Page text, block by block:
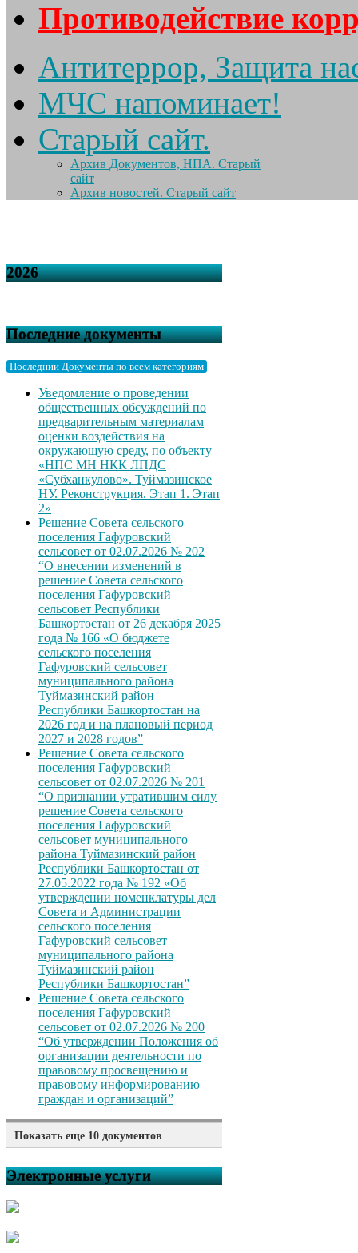
Противодействие
Антитеррор, Защита
МЧС напоминает!
Старый сайт.
Архив Документов, НПА. Старый
сайт
Архив новостей. Старый сайт
2026
Последние документы
Последнии Документы по всем категориям
Уведомление о проведении
общественных обсуждений по
предварительным материалам
оценки воздействия на
окружающую среду, по объекту
«НПС МН НКК ЛПДС
«Субханкулово». Туймазинское
НУ. Реконструкция. Этап 1. Этап
2»
Решение Совета сельского
поселения Гафуровский
сельсовет от 02.07.2026 № 202
“О внесении изменений в
решение Совета сельского
поселения Гафуровский
сельсовет Республики
Башкортостан от 26 декабря 2025
года № 166 «О бюджете
сельского поселения
Гафуровский сельсовет
муниципального района
Туймазинский район
Республики Башкортостан на
2026 год и на плановый период
2027 и 2028 годов”
Решение Совета сельского
поселения Гафуровский
сельсовет от 02.07.2026 № 201
“О признании утратившим силу
решение Совета сельского
поселения Гафуровский
сельсовет муниципального
района Туймазинский район
Республики Башкортостан от
27.05.2022 года № 192 «Об
утверждении номенклатуры дел
Совета и Администрации
сельского поселения
Гафуровский сельсовет
муниципального района
Туймазинский район
Республики Башкортостан”
Решение Совета сельского
поселения Гафуровский
сельсовет от 02.07.2026 № 200
“Об утверждении Положения об
организации деятельности по
правовому просвещению и
правовому информированию
граждан и организаций”
Показать еще 10 документов
поселения Гафуровский
сельсовет от 02.07.2026 № 199
Электронные услуги